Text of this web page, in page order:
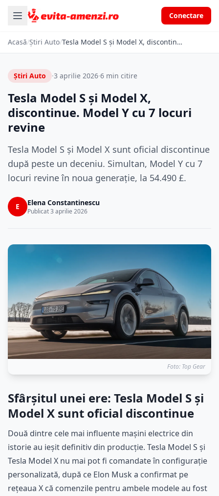
Conectare
Acasă/Știri Auto/ Tesla Model S și Model X, discontinue. Model Y cu 7 locuri revine
Știri Auto ·3 aprilie 2026·6 min citire
Tesla Model S și Model X,
discontinue. Model Y cu 7 locuri
revine
Tesla Model S și Model X sunt oficial discontinue
după peste un deceniu. Simultan, Model Y cu 7
locuri revine în noua generație, la 54.490 £.
E Elena Constantinescu
Publicat 3 aprilie 2026
Foto: Top Gear
Sfârșitul unei ere: Tesla Model S și
Model X sunt oficial discontinue
Două dintre cele mai influente mașini electrice din
istorie au ieșit definitiv din producție. Tesla Model S și
Tesla Model X nu mai pot fi comandate în configurație
personalizată, după ce Elon Musk a confirmat pe
rețeaua X că comenzile pentru ambele modele au fost